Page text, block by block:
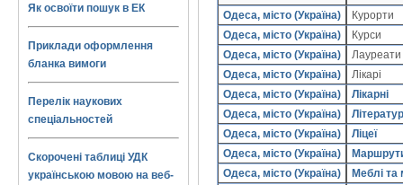
Як освоїти пошук в ЕК
Приклади оформлення
бланка вимоги
Перелік наукових
спеціальностей
Скорочені таблиці УДК
українською мовою на веб-
Одеса, місто (Україна)
Курорти
Одеса, місто (Україна)
Курси
Одеса, місто (Україна)
Одеса, місто (Україна)
Лікарі
Одеса, місто (Україна)
Лікарні
Одеса, місто (Україна)
Одеса, місто (Україна)
Ліцеї
Одеса, місто (Україна)
Одеса, місто (Україна)
Меблі та